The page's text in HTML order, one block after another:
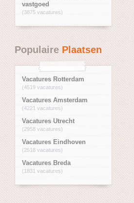
vastgoed
(3875 vacatures)
Populaire Plaatsen
Vacatures Rotterdam
(4519 vacatures)
Vacatures Amsterdam
(4221 vacatures)
Vacatures Utrecht
(2958 vacatures)
Vacatures Eindhoven
(2518 vacatures)
Vacatures Breda
(1831 vacatures)